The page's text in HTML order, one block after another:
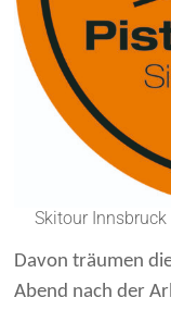
Skitour
Davon träumen
Abend nach der